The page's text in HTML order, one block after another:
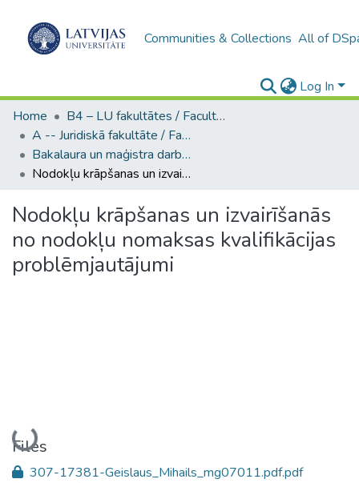
Communities & Collections All of
Log In
Home
B4 – LU fakultātes / Faculties of the UL
A -- Juridiskā fakultāte / Faculty of Law
Bakalaura un maģistra darbi (JF) / Bachelor's and Master's theses
Nodokļu krāpšanas un izvairīšanās no nodokļu nomaksas kvalifikācijas problēmjautājumi
Nodokļu krāpšanas un izvairīšanās
no nodokļu nomaksas kvalifikācijas
problēmjautājumi
Loading...
Files
307-17381-Geislaus_Mihails_mg07011.pdf.pdf